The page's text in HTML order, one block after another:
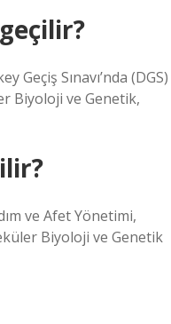
Sınavı’nda (DGS)
Biyoloji ve Genetik,
ve Afet Yönetimi,
Biyoloji ve Genetik